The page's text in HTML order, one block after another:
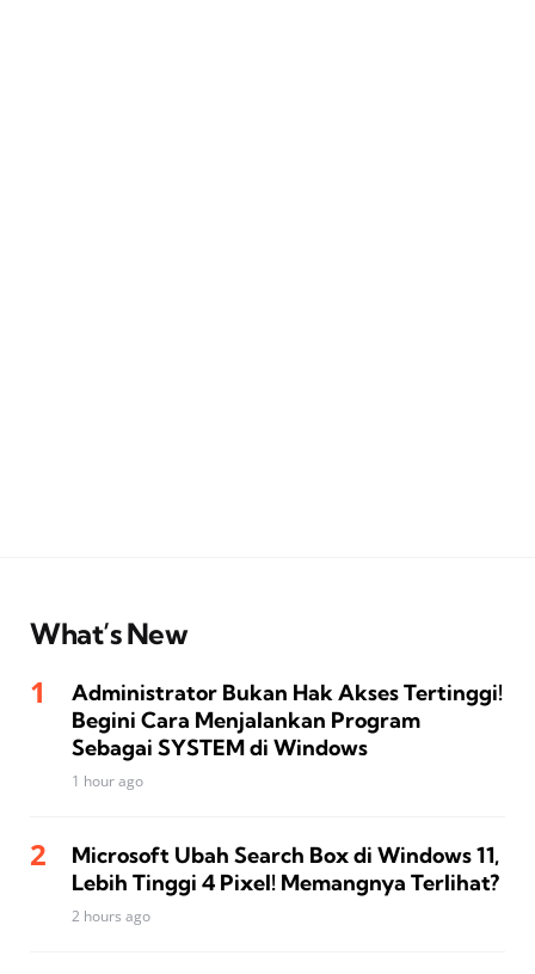
What’s New
Administrator Bukan Hak Akses Tertinggi!
Begini Cara Menjalankan Program
Sebagai SYSTEM di Windows
1 hour ago
Microsoft Ubah Search Box di Windows 11,
Lebih Tinggi 4 Pixel! Memangnya Terlihat?
2 hours ago